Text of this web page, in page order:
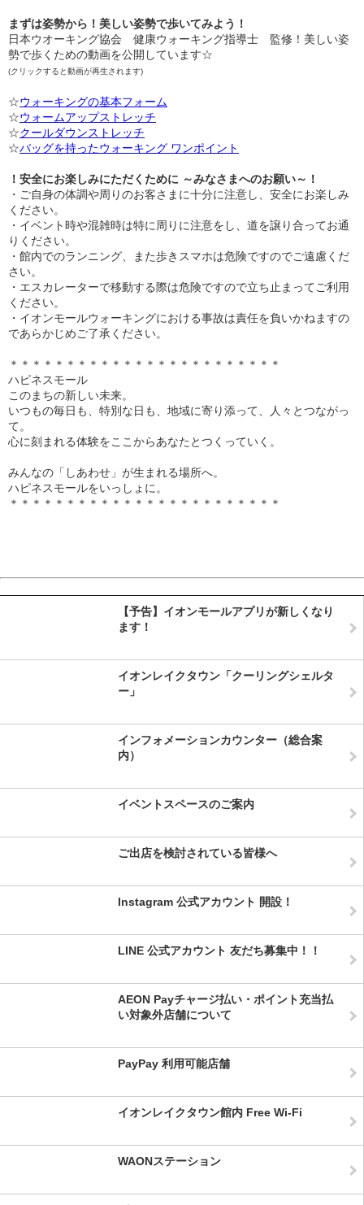
まずは姿勢から！美しい姿勢で歩いてみよう！
日本ウオーキング協会 健康ウォーキング指導士 監修！美しい姿
勢で歩くための動画を公開しています☆
(クリックすると動画が再生されます)
☆ウォーキングの基本フォーム
☆ウォームアップストレッチ
☆クールダウンストレッチ
☆バッグを持ったウォーキング ワンポイント
！安全にお楽しみにただくために ～みなさまへのお願い～！
・ご自身の体調や周りのお客さまに十分に注意し、安全にお楽しみ
ください。
・イベント時や混雑時は特に周りに注意をし、道を譲り合ってお通
りください。
・館内でのランニング、また歩きスマホは危険ですのでご遠慮くだ
さい。
・エスカレーターで移動する際は危険ですので立ち止まってご利用
ください。
・イオンモールウォーキングにおける事故は責任を負いかねますの
であらかじめご了承ください。
＊＊＊＊＊＊＊＊＊＊＊＊＊＊＊＊＊＊＊＊＊＊＊＊
ハピネスモール
このまちの新しい未来。
いつもの毎日も、特別な日も、地域に寄り添って、人々とつながっ
て。
心に刻まれる体験をここからあなたとつくっていく。
みんなの「しあわせ」が生まれる場所へ。
ハピネスモールをいっしょに。
＊＊＊＊＊＊＊＊＊＊＊＊＊＊＊＊＊＊＊＊＊＊＊＊
【予告】イオンモールアプリが新しくなり
ます！
イオンレイクタウン「クーリングシェルタ
ー」
‌インフォメーションカウンター（総合案
内）
イベントスペースのご案内
ご出店を検討されている皆様へ
Instagram 公式アカウント 開設！
LINE 公式アカウント 友だち募集中！！
AEON Payチャージ払い・ポイント充当払
い対象外店舗について
PayPay 利用可能店舗
イオンレイクタウン館内 Free Wi-Fi
WAONステーション